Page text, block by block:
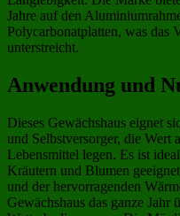
Jahre auf den
Polycarbonatplatten, was das
unterstreicht.
Anwendung und
Dieses Gewächshaus eignet
und Selbstversorger, die Wert
Lebensmittel legen. Es ist
Kräutern und Blumen
und der hervorragenden
Gewächshaus das ganze Jahr